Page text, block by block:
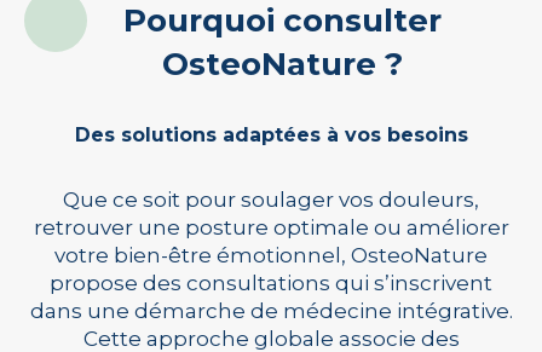
Pourquoi consulter
OsteoNature ?
Des solutions adaptées à vos besoins
Que ce soit pour soulager vos douleurs,
retrouver une posture optimale ou améliorer
votre bien-être émotionnel, OsteoNature
propose des consultations qui s’inscrivent
dans une démarche de médecine intégrative.
Cette approche globale associe des